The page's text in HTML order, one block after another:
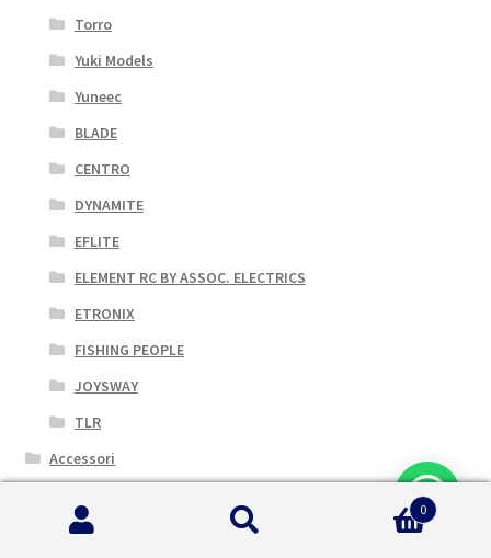
Torro
Yuki Models
Yuneec
BLADE
CENTRO
DYNAMITE
EFLITE
ELEMENT RC BY ASSOC. ELECTRICS
ETRONIX
FISHING PEOPLE
JOYSWAY
TLR
Accessori
Elicotteri
0